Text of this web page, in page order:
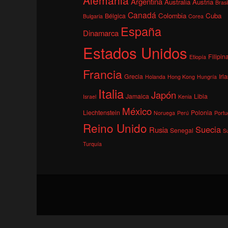
Brasil
Bulgaria Bélgica Canadá Colombia Corea Cuba
Dinamarca España
Estados Unidos Etiopía
Francia Grecia Holanda Hong Kong Hungría
Israel Italia Jamaica Japón Kenia Libia
Liechtenstein México Noruega Perú Polonia
Reino Unido Rusia Senegal Suecia
Turquía